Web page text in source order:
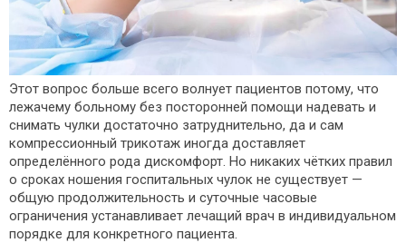
Этот вопрос больше всего волнует пациентов потому, что
лежачему больному без посторонней помощи надевать и
снимать чулки достаточно затруднительно, да и сам
компрессионный трикотаж иногда доставляет
определённого рода дискомфорт. Но никаких чётких правил
о сроках ношения госпитальных чулок не существует —
общую продолжительность и суточные часовые
ограничения устанавливает лечащий врач в индивидуальном
порядке для конкретного пациента.